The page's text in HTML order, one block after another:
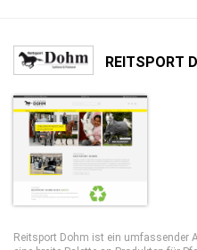
REITSPORT
Reitsport Dohm ist ein umfassender